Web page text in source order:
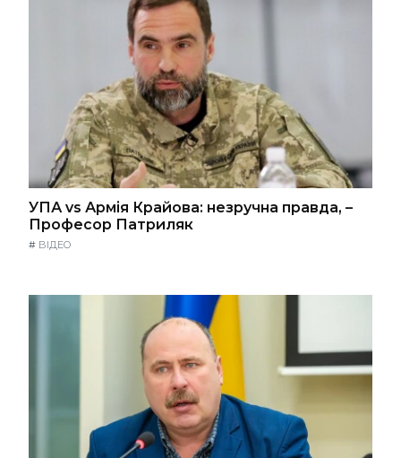
УПА vs Армія Крайова: незручна правда, –
Професор Патриляк
# ВІДЕО